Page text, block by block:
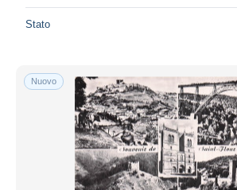
Stato
Nuovo